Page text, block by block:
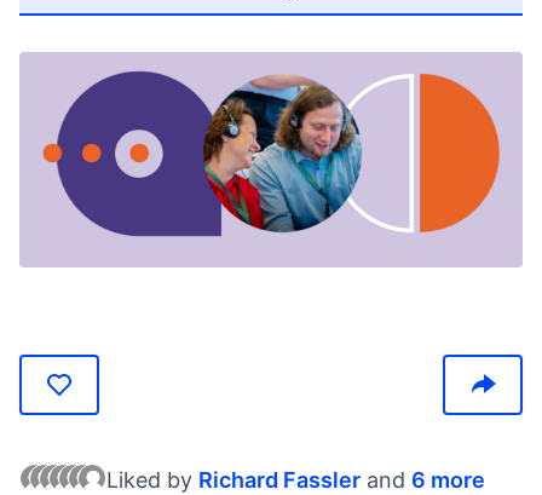
Liked by Richard Fassler and 6 more